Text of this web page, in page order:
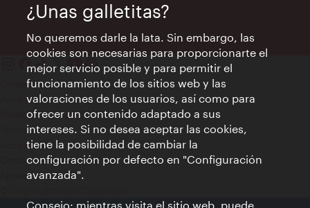
Contacto
Aviso legal
Política de privacidad de datos
Terms of Use
Accesibilidad
Contacto para la prensa
Ajustes de cookie
¿Unas galletitas?
No queremos darle la lata. Sin embargo, las
cookies son necesarias para proporcionarte el
mejor servicio posible y para permitir el
funcionamiento de los sitios web y las
valoraciones de los usuarios, así como para
ofrecer un contenido adaptado a sus
intereses. Si no desea aceptar las cookies,
tiene la posibilidad de cambiar la
configuración por defecto en "Configuración
avanzada".
Consejo: mientras visita el sitio web, puede